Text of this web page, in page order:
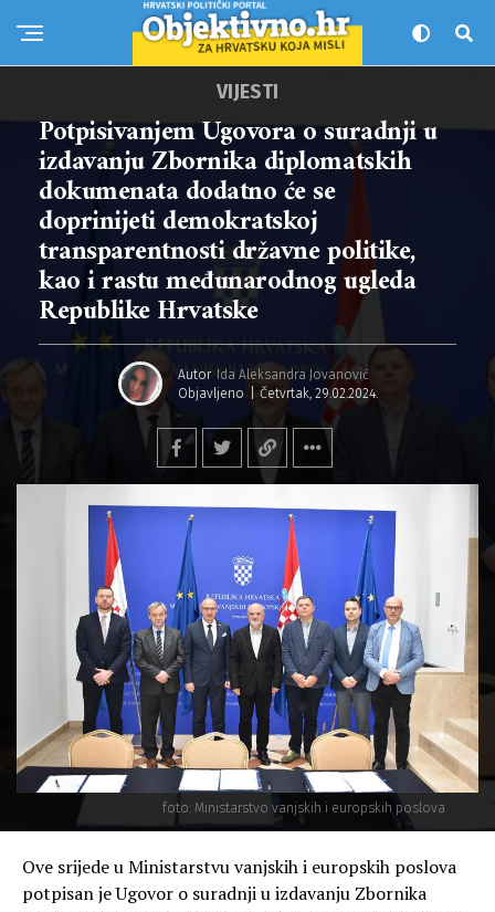
foto: Ministarstvo vanjskih i europskih poslova
VIJESTI
Potpisivanjem Ugovora o suradnji u
izdavanju Zbornika diplomatskih
dokumenata dodatno će se
doprinijeti demokratskoj
transparentnosti državne politike,
kao i rastu međunarodnog ugleda
Republike Hrvatske
Autor Ida Aleksandra Jovanović
Objavljeno
Četvrtak, 29.02.2024.
Ove srijede u Ministarstvu vanjskih i europskih poslova
potpisan je Ugovor o suradnji u izdavanju Zbornika